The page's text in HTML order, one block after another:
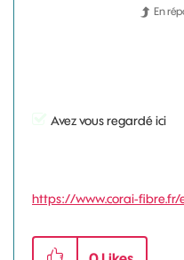
En
Avez vous regardé ici
https://www.corai-fibre.fr/